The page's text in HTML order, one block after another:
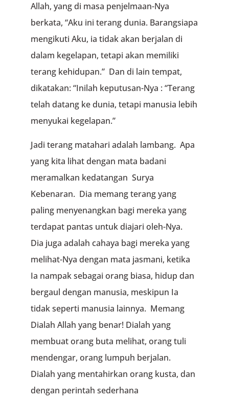
Allah, yang di masa penjelmaan-Nya
berkata, “Aku ini terang dunia. Barangsiapa
mengikuti Aku, ia tidak akan berjalan di
dalam kegelapan, tetapi akan memiliki
terang kehidupan.” Dan di lain tempat,
dikatakan: “Inilah keputusan-Nya : “Terang
telah datang ke dunia, tetapi manusia lebih
menyukai kegelapan.”
Jadi terang matahari adalah lambang. Apa
yang kita lihat dengan mata badani
meramalkan kedatangan Surya
Kebenaran. Dia memang terang yang
paling menyenangkan bagi mereka yang
terdapat pantas untuk diajari oleh-Nya.
Dia juga adalah cahaya bagi mereka yang
melihat-Nya dengan mata jasmani, ketika
Ia nampak sebagai orang biasa, hidup dan
bergaul dengan manusia, meskipun Ia
tidak seperti manusia lainnya. Memang
Dialah Allah yang benar! Dialah yang
membuat orang buta melihat, orang tuli
mendengar, orang lumpuh berjalan.
Dialah yang mentahirkan orang kusta, dan
dengan perintah sederhana